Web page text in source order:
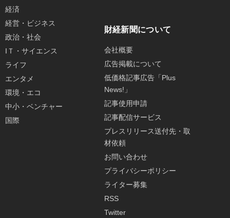
経済
経営・ビジネス
政治・社会
IＴ・サイエンス
ライフ
エンタメ
環境・エコ
中小・ベンチャー
国際
財経新聞について
会社概要
広告掲載について
低価格記事広告「Plus
News!」
記事使用申請
記事配信サービス
プレスリリース送付先・取
材依頼
お問い合わせ
プライバシーポリシー
ライター募集
RSS
Twitter